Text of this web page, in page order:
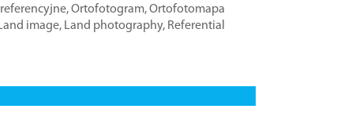
,Ortofotogram,Ortofotomapa
image, Land photography, Referential